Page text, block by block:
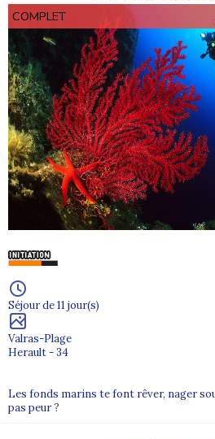
COMPLET
Séjour de 11 jour(s)
Valras-Plage
Herault - 34
Les fonds marins te font rêver, nager
pas peur ?